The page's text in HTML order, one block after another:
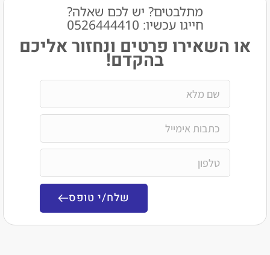
מתלבטים? יש לכם שאלה?
חייגו עכשיו: 0526444410​
פרטים ונחזור אליכם
בהקדם!
שלח/י טופס